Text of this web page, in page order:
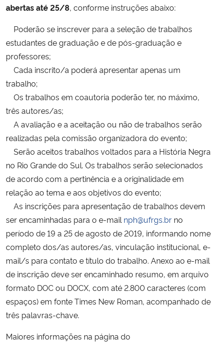
Ministério do Desenvolvimento Regional
Controladoria-Geral da União
Ministério da Mulher, da Família e dos Direitos Humanos
Secretaria de Governo
Gabinete de Segurança Institucional
Advocacia-Geral da União
Banco Central do Brasil
Planalto
abertas até25/8, conforme instruções abaixo:
Poderão se inscrever para a seleção de trabalhos
estudantes de graduação e de pós-graduação e
professores;
Cada inscrito/a poderá apresentar apenas um
trabalho;
Os trabalhos em coautoria poderão ter, no máximo,
três autores/as;
A avaliação e a aceitação ou não de trabalhos serão
realizadas pela comissão organizadora do evento;
Serão aceitos trabalhos voltados para a História Negra
no Rio Grande do Sul. Os trabalhos serão selecionados
de acordo com a pertinência e a originalidade em
relação ao tema e aos objetivos do evento;
As inscrições para apresentação de trabalhos devem
ser encaminhadas para o e-mail nph@ufrgs.br no
período de 19 a 25 de agosto de 2019, informando nome
completo dos/as autores/as, vinculação institucional, e-
mail/s para contato e título do trabalho. Anexo ao e-mail
de inscrição deve ser encaminhado resumo, em arquivo
formato DOC ou DOCX, com até 2.800 caracteres (com
espaços) em fonte Times New Roman, acompanhado de
três palavras-chave.
Maiores informações na página do